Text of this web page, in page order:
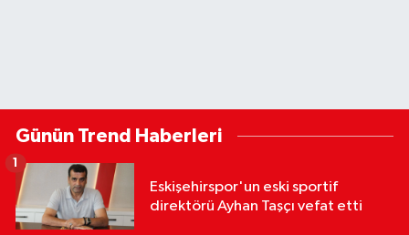
Günün Trend Haberleri
Eskişehirspor'un eski sportif
direktörü Ayhan Taşçı vefat etti
1